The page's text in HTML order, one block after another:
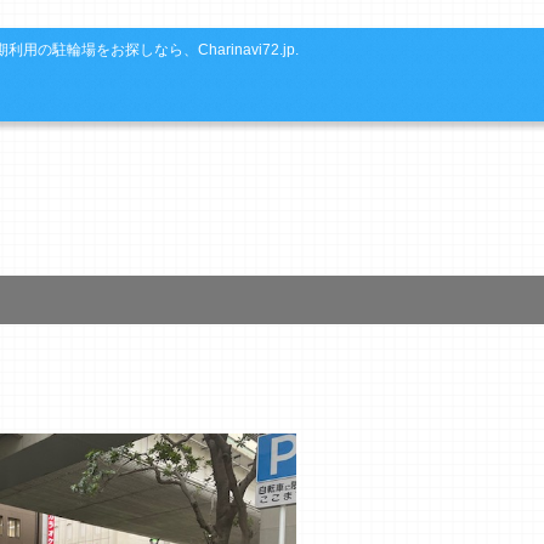
利用の駐輪場をお探しなら、Charinavi72.jp.